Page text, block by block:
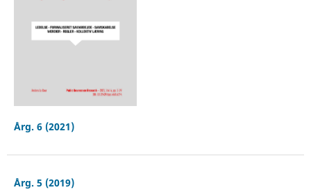
Årg. 6 (2021)
Årg. 5 (2019)